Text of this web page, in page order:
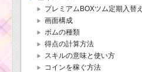
プレミアムBOXツム定期入替え
画面構成
ボムの種類
得点の計算方法
スキルの意味と使い方
コインを稼ぐ方法